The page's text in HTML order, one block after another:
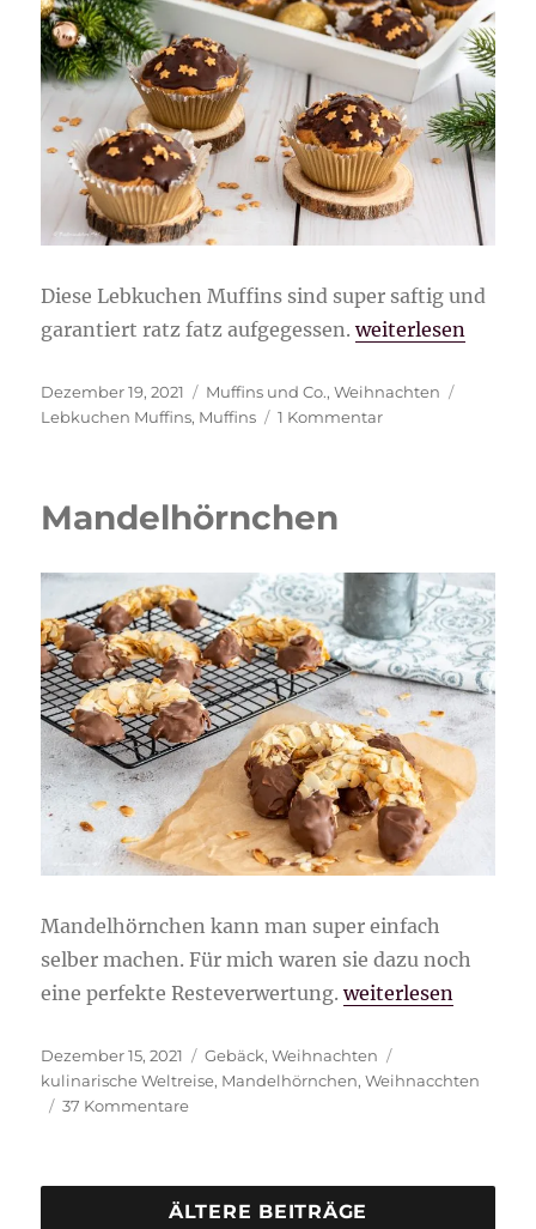
Diese Lebkuchen Muffins sind super saftig und
garantiert ratz fatz aufgegessen.„Lebkuchen
weiterlesen
Veröffentlicht
am
Dezember 19, 2021 Kategorien
Muffins und Co.,Weihnachten
Lebkuchen Muffins, Muffins 1 Kommentarzu
Mandelhörnchen
Mandelhörnchen kann man super einfach
selber machen. Für mich waren sie dazu noch
eine perfekte Resteverwertung.„Mandelhörnchen“
weiterlesen
Veröffentlicht
am
Dezember 15, 2021 Kategorien
Gebäck,Weihnachten
kulinarische Weltreise, Mandelhörnchen,Weihnacchten
37 Kommentarezu
ÄLTERE BEITRÄGE